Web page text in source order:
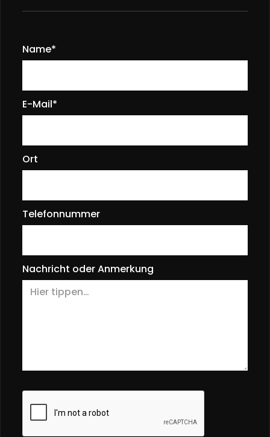
Name*
E-Mail*
Ort
Telefonnummer
Nachricht oder Anmerkung